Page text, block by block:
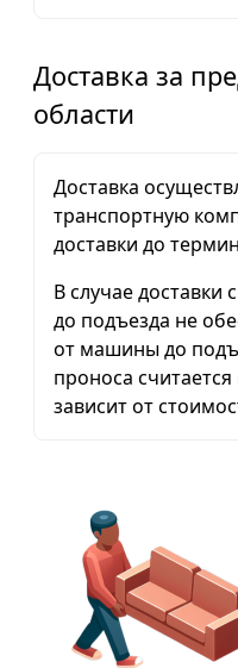
Доставка за
области
Доставка
транспортную
доставки до
В случае доставки
до подъезда не
от машины до
проноса
зависит от